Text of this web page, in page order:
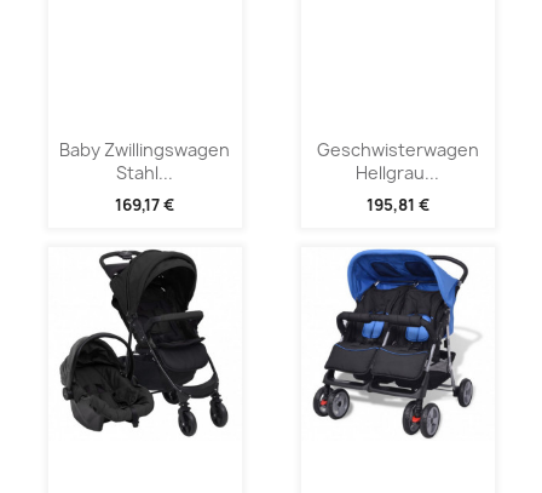
Baby Zwillingswagen
Stahl...
169,17 €
Geschwisterwagen
Hellgrau...
195,81 €